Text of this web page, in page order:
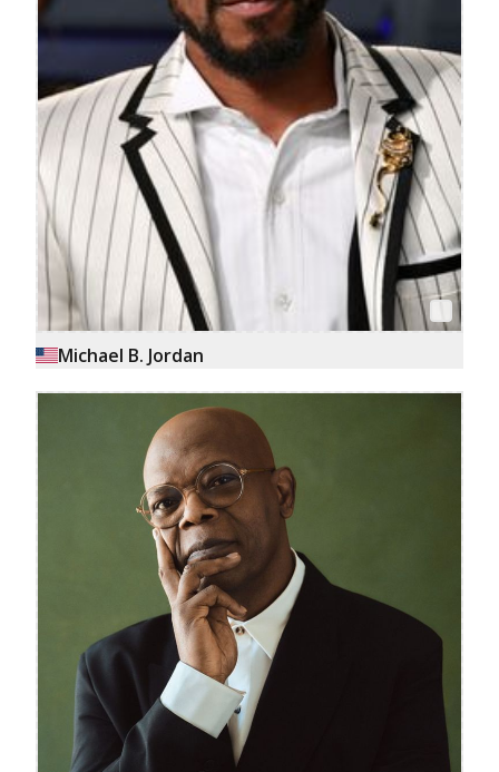
Michael B. Jordan